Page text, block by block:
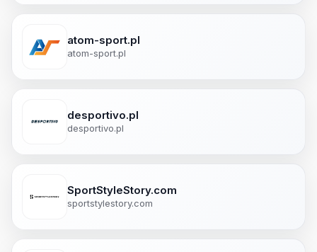
atom-sport.pl
atom-sport.pl
desportivo.pl
desportivo.pl
SportStyleStory.com
sportstylestory.com